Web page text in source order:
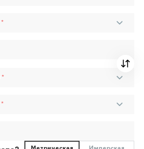
*
*
*